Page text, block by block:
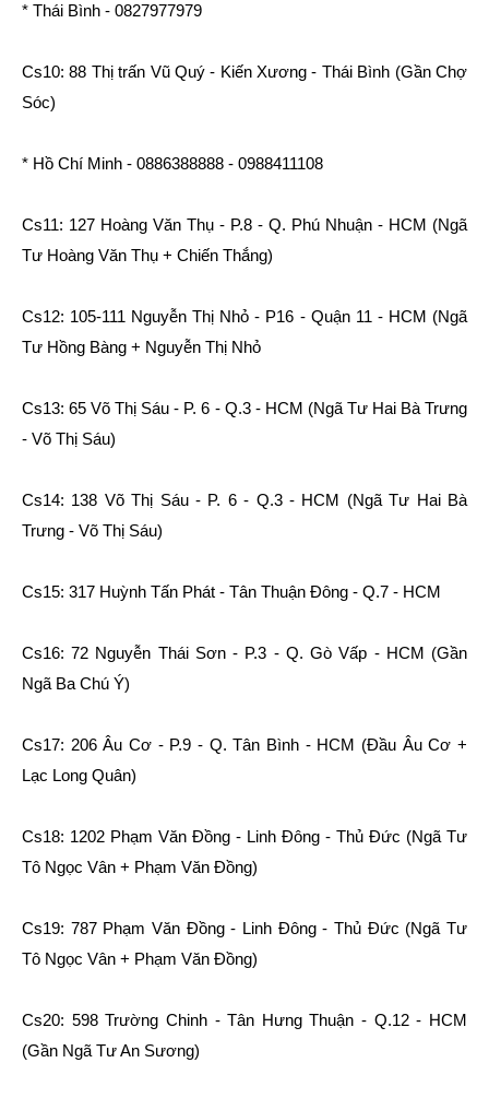
* Thái Bình - 0827977979
Cs10: 88 Thị trấn Vũ Quý - Kiến Xương - Thái Bình (Gần Chợ
Sóc)
* Hồ Chí Minh - 0886388888 - 0988411108
Cs11: 127 Hoàng Văn Thụ - P.8 - Q. Phú Nhuận - HCM (Ngã
Tư Hoàng Văn Thụ + Chiến Thắng)
Cs12: 105-111 Nguyễn Thị Nhỏ - P16 - Quận 11 - HCM (Ngã
Tư Hồng Bàng + Nguyễn Thị Nhỏ
Cs13: 65 Võ Thị Sáu - P. 6 - Q.3 - HCM (Ngã Tư Hai Bà Trưng
- Võ Thị Sáu)
Cs14: 138 Võ Thị Sáu - P. 6 - Q.3 - HCM (Ngã Tư Hai Bà
Trưng - Võ Thị Sáu)
Cs15: 317 Huỳnh Tấn Phát - Tân Thuận Đông - Q.7 - HCM
Cs16: 72 Nguyễn Thái Sơn - P.3 - Q. Gò Vấp - HCM (Gần
Ngã Ba Chú Ý)
Cs17: 206 Âu Cơ - P.9 - Q. Tân Bình - HCM (Đầu Âu Cơ +
Lạc Long Quân)
Cs18: 1202 Phạm Văn Đồng - Linh Đông - Thủ Đức (Ngã Tư
Tô Ngọc Vân + Phạm Văn Đồng)
Cs19: 787 Phạm Văn Đồng - Linh Đông - Thủ Đức (Ngã Tư
Tô Ngọc Vân + Phạm Văn Đồng)
Cs20: 598 Trường Chinh - Tân Hưng Thuận - Q.12 - HCM
(Gần Ngã Tư An Sương)